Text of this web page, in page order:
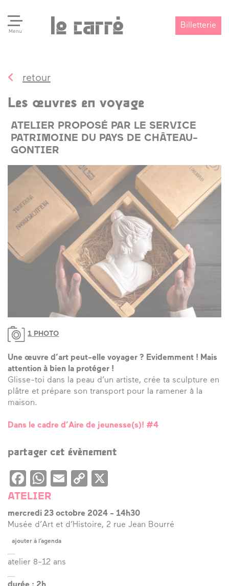
Menu
Billetterie
retour
Les œuvres en voyage
ATELIER PROPOSÉ PAR LE SERVICE
PATRIMOINE DU PAYS DE CHÂTEAU-
GONTIER
1 PHOTO
Une œuvre d’art peut-elle voyager ? Evidemment ! Mais
attention à bien la protéger !
Glisse-toi dans la peau d’un artiste, crée ta sculpture en
plâtre et prépare son transport pour la ramener à la
maison.
Dans le cadre d’Aire de jeunesse(s)! #4
partager cet évènement
Facebook
WhatsApp
EmailCopy
ATELIER
mercredi 23 octobre 2024 - 14h30
Musée d’Art et d’Histoire, 2 rue Jean Bourré
ajouter à l’agenda
atelier 8-12 ans